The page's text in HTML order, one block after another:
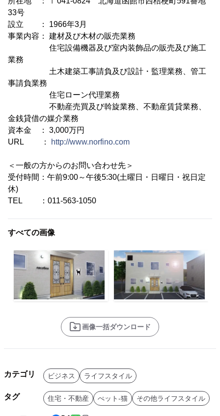
33号
設立 ： 1966年3月
事業内容： 建材及び木材の販売業務
住宅設備機器及び室内装飾品の販売及び施工
業務
土木建築工事請負及び設計・監理業務、管工
事請負業務
住宅ローン代理業務
不動産売買及び斡旋業務、不動産賃貸業務、
金銭貸借の媒介業務
資本金 ： 3,000万円
URL ：
http://www.norfino.com
＜一般の方からのお問い合わせ先＞
受付時間：午前9:00～午後5:30(土曜日・日曜日・祝日定
休)
TEL ：011-563-1050
すべての画像
画像一括ダウンロード
カテゴリ ビジネス ライフスタイル
タグ 住宅・不動産 ぺット-猫 その他ライフスタイル